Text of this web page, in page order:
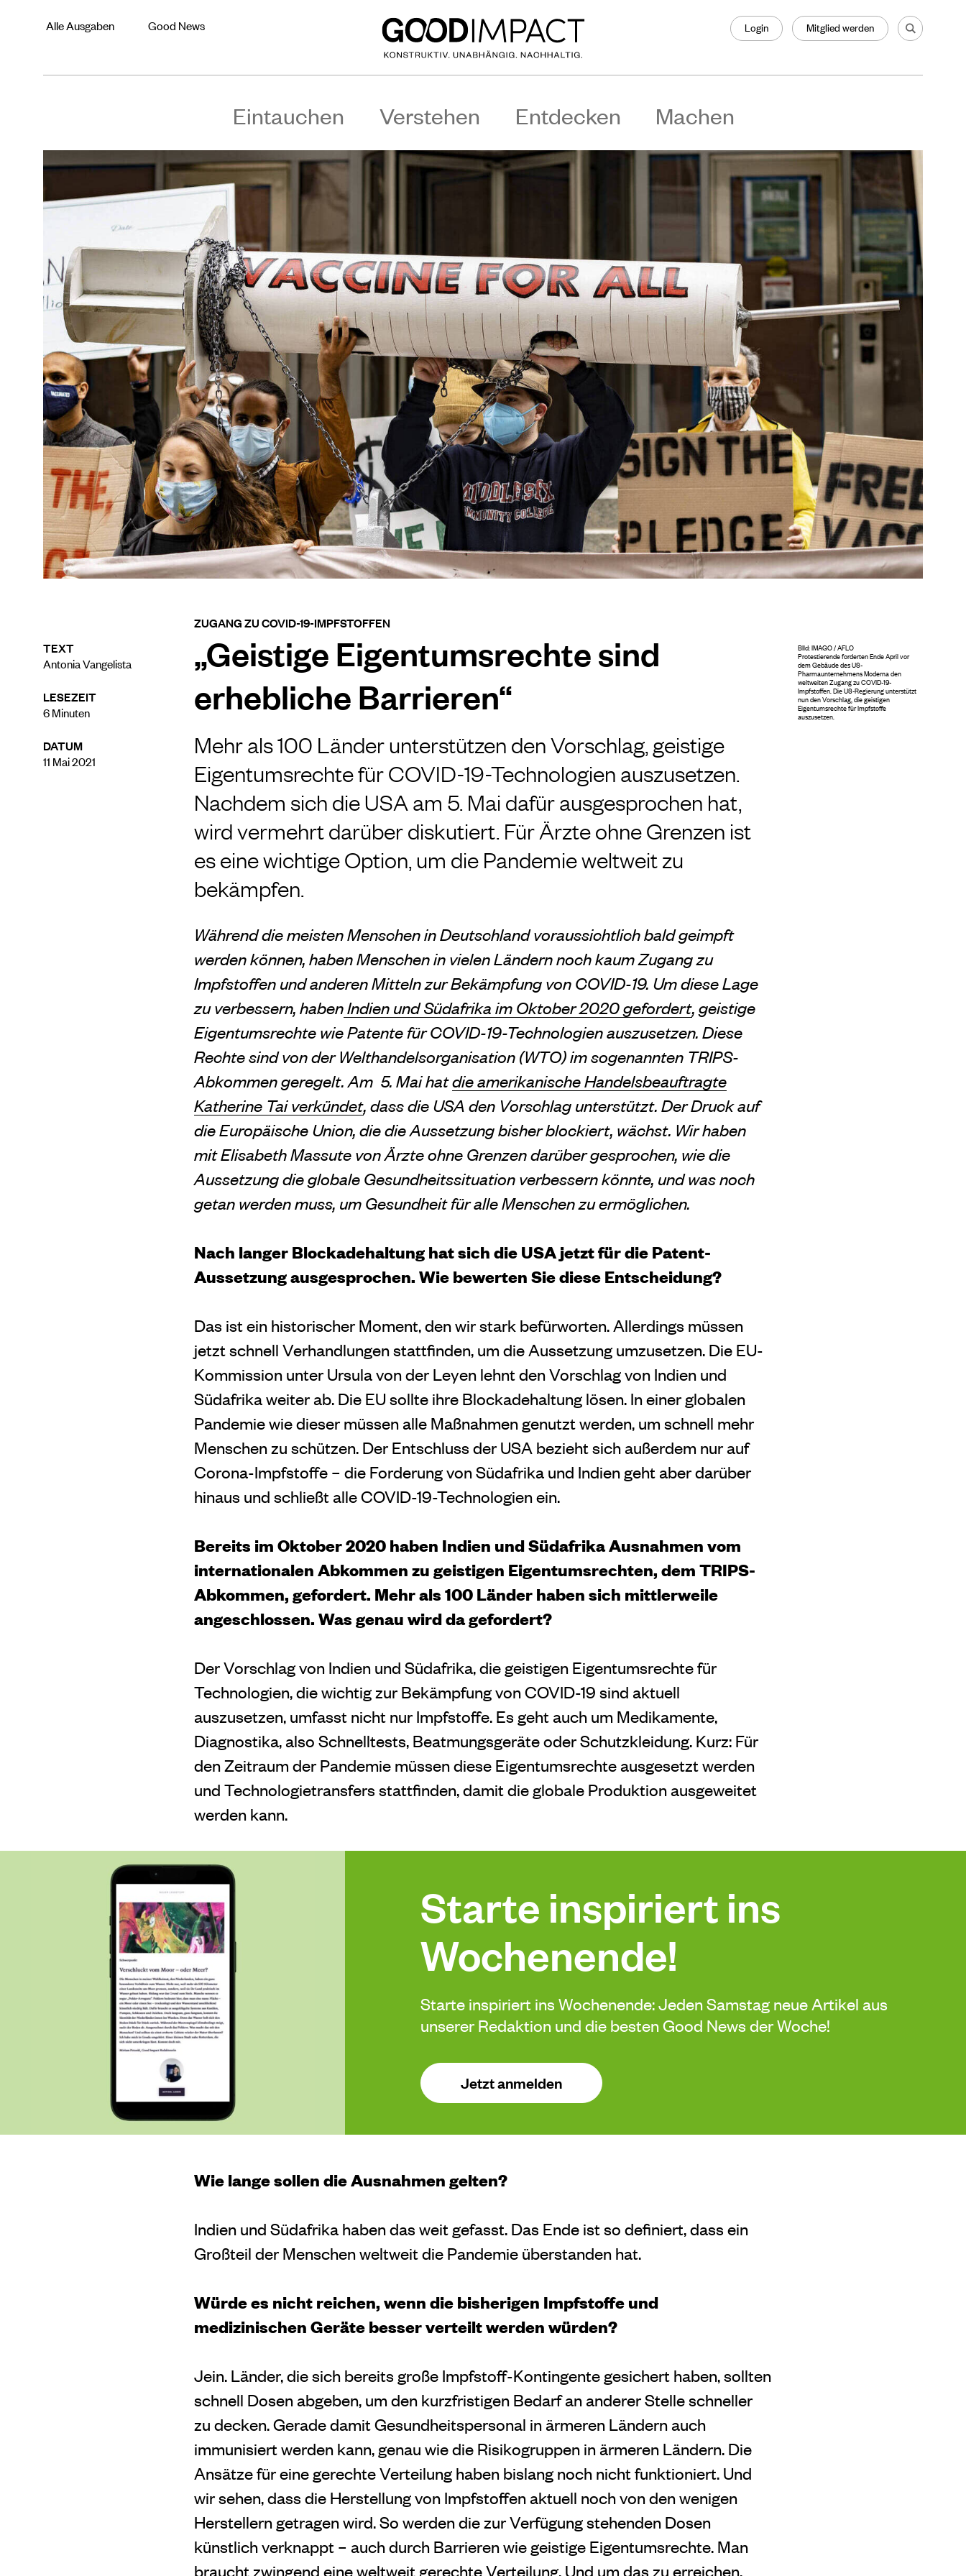
Alle Ausgaben Good News Login Mitglied werden
Eintauchen Verstehen Entdecken Machen
TEXT
Antonia Vangelista
LESEZEIT
6Minuten
DATUM
11 Mai 2021
ZUGANG ZU COVID-19-IMPFSTOFFEN
„Geistige Eigentumsrechte sind
erhebliche Barrieren“
Mehr als 100 Länder unterstützen den Vorschlag, geistige
Eigentumsrechte für COVID-19-Technologien auszusetzen.
Nachdem sich die USA am 5. Mai dafür ausgesprochen hat,
wird vermehrt darüber diskutiert. Für Ärzte ohne Grenzen ist
es eine wichtige Option, um die Pandemie weltweit zu
bekämpfen.
Während die meisten Menschen in Deutschland voraussichtlich bald geimpft
werden können, haben Menschen in vielen Ländern noch kaum Zugang zu
Impfstoffen und anderen Mitteln zur Bekämpfung von COVID-19. Um diese Lage
zu verbessern, habenIndien und Südafrika im Oktober 2020 gefordert, geistige
Eigentumsrechte wie Patente für COVID-19-Technologien auszusetzen. Diese
Rechte sind von der Welthandelsorganisation (WTO) im sogenannten TRIPS-
Abkommen geregelt. Am 5. Mai hatdie amerikanische Handelsbeauftragte
Katherine Tai verkündet, dass die USA den Vorschlag unterstützt. Der Druck auf
die Europäische Union, die die Aussetzung bisher blockiert, wächst. Wir haben
mit Elisabeth Massute von Ärzte ohne Grenzen darüber gesprochen, wie die
Aussetzung die globale Gesundheitssituation verbessern könnte, und was noch
getan werden muss, um Gesundheit für alle Menschen zu ermöglichen.
Nach langer Blockadehaltung hat sich die USA jetzt für die Patent-
Aussetzung ausgesprochen. Wie bewerten Sie diese Entscheidung?
Das ist ein historischer Moment, den wir stark befürworten. Allerdings müssen
jetzt schnell Verhandlungen stattfinden, um die Aussetzung umzusetzen. Die EU-
Kommission unter Ursula von der Leyen lehnt den Vorschlag von Indien und
Südafrika weiter ab. Die EU sollte ihre Blockadehaltung lösen. In einer globalen
Pandemie wie dieser müssen alle Maßnahmen genutzt werden, um schnell mehr
Menschen zu schützen. Der Entschluss der USA bezieht sich außerdem nur auf
Corona-Impfstoffe – die Forderung von Südafrika und Indien geht aber darüber
hinaus und schließt alle COVID-19-Technologien ein.
Bereits im Oktober 2020 haben Indien und Südafrika Ausnahmen vom
internationalen Abkommen zu geistigen Eigentumsrechten, dem TRIPS-
Abkommen, gefordert. Mehr als 100 Länder haben sich mittlerweile
angeschlossen. Was genau wird da gefordert?
Der Vorschlag von Indien und Südafrika, die geistigen Eigentumsrechte für
Technologien, die wichtig zur Bekämpfung von COVID-19 sind aktuell
auszusetzen, umfasst nicht nur Impfstoffe. Es geht auch um Medikamente,
Diagnostika, also Schnelltests, Beatmungsgeräte oder Schutzkleidung. Kurz: Für
den Zeitraum der Pandemie müssen diese Eigentumsrechte ausgesetzt werden
und Technologietransfers stattfinden, damit die globale Produktion ausgeweitet
werden kann.
Starte inspiriert ins
Wochenende!
Starte inspiriert ins Wochenende: Jeden Samstag neue Artikel aus
unserer Redaktion und die besten Good News der Woche!
Jetzt anmelden
Wie lange sollen die Ausnahmen gelten?
Indien und Südafrika haben das weit gefasst. Das Ende ist so definiert, dass ein
Großteil der Menschen weltweit die Pandemie überstanden hat.
Würde es nicht reichen, wenn die bisherigen Impfstoffe und
medizinischen Geräte besser verteilt werden würden?
Jein. Länder, die sich bereits große Impfstoff-Kontingente gesichert haben, sollten
schnell Dosen abgeben, um den kurzfristigen Bedarf an anderer Stelle schneller
zu decken. Gerade damit Gesundheitspersonal in ärmeren Ländern auch
immunisiert werden kann, genau wie die Risikogruppen in ärmeren Ländern. Die
Ansätze für eine gerechte Verteilung haben bislang noch nicht funktioniert. Und
wir sehen, dass die Herstellung von Impfstoffen aktuell noch von den wenigen
Herstellern getragen wird. So werden die zur Verfügung stehenden Dosen
künstlich verknappt – auch durch Barrieren wie geistige Eigentumsrechte. Man
braucht zwingend eine weltweit gerechte Verteilung. Und um das zu erreichen,
BIld: IMAGO / AFLO
Protestierende forderten Ende April vor
dem Gebäude des US-
Pharmaunternehmens Moderna den
weltweiten Zugang zu COVID-19-
Impfstoffen. Die US-Regierung unterstützt
nun den Vorschlag, die geistigen
Eigentumsrechte für Impfstoffe
auszusetzen.